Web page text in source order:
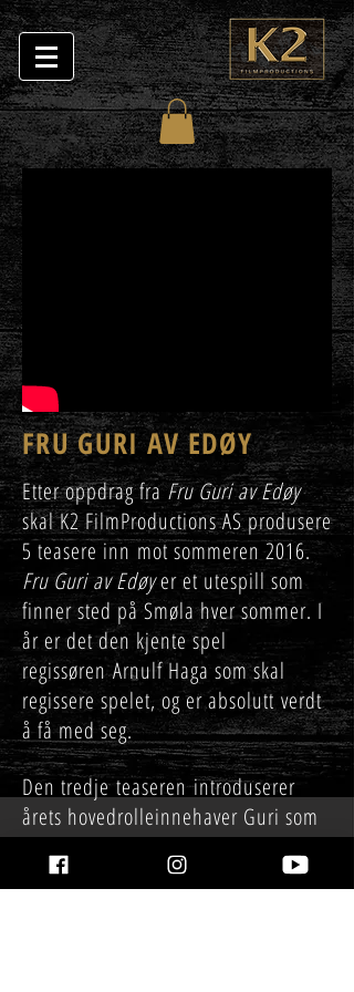
FRU GURI AV EDØY
Etter oppdrag fraFru Guri av Edøy
skal K2 FilmProductions AS produsere
5 teasere inn mot sommeren 2016.
Fru Guri av Edøyer et utespill som
finner sted på Smøla hver sommer. I
år er det den kjente spel
regissøren Arnulf Haga som skal
regissere spelet, og er absolutt verdt
å få med seg.
Den tredje teaseren introduserer
årets hovedrolleinnehaver Guri som
spilles avHildegunn Eggen.